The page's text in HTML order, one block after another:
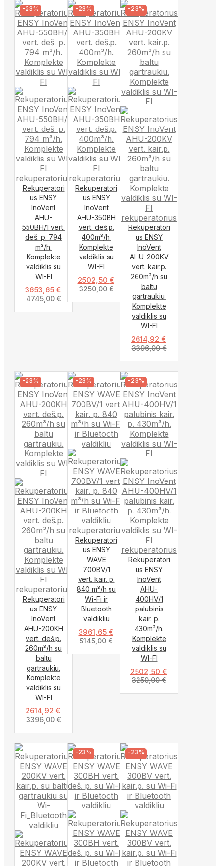
-23%
Rekuperatori
us ENSY
InoVent
AHU-
550BH/1 vert.
deš. p. 794
m³/h.
Komplekte
valdiklis su
WI-FI
3653,65 €
4745,00€
-23%
Rekuperatori
us ENSY
InoVent
AHU-350BH
vert. deš.p.
400m³/h.
Komplekte
valdiklis su
WI-FI
2502,50 €
3250,00€
-23%
Rekuperatori
us ENSY
InoVent
AHU-200KV
vert. kair.p.
260m³/h su
baltu
gartraukiu.
Komplekte
valdiklis su
WI-FI
2614,92 €
3396,00€
-23%
Rekuperatori
us ENSY
InoVent
AHU-200KH
vert. deš.p.
260m³/h su
baltu
gartraukiu.
Komplekte
valdiklis su
WI-FI
2614,92 €
3396,00€
-23%
Rekuperatori
us ENSY
WAVE
700BV/1
vert. kair. p.
840 m³/h su
Wi-Fi ir
Bluetooth
valdikliu
3961,65 €
5145,00€
-23%
Rekuperatori
us ENSY
InoVent
AHU-
400HV/1
palubinis
kair. p.
430m³/h.
Komplekte
valdiklis su
WI-FI
2502,50 €
3250,00€
-23% -23%